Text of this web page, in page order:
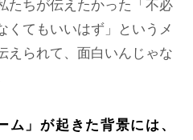
くてもいいはず」というメ
えられて、面白いんじゃな
」が起きた背景には、